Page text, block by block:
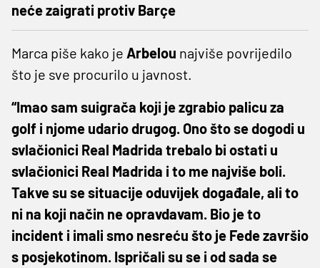
neće zaigrati protiv Barçe
Marca piše kako je Arbelou najviše povrijedilo
što je sve procurilo u javnost.
“Imao sam suigrača koji je zgrabio palicu za
golf i njome udario drugog. Ono što se dogodi u
svlačionici Real Madrida trebalo bi ostati u
svlačionici Real Madrida i to me najviše boli.
Takve su se situacije oduvijek događale, ali to
ni na koji način ne opravdavam. Bio je to
incident i imali smo nesreću što je Fede završio
s posjekotinom. Ispričali su se i od sada se